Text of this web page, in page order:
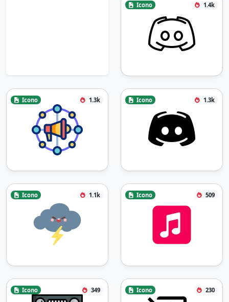
Icono 1.4k
Icono 1.3k Icono 1.3k
Icono 1.1k Icono 509
Icono 349 Icono 230